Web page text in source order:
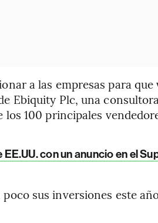
a las empresas para que
Ebiquity Plc, una
100 principales
con un anuncio en el
sus inversiones este